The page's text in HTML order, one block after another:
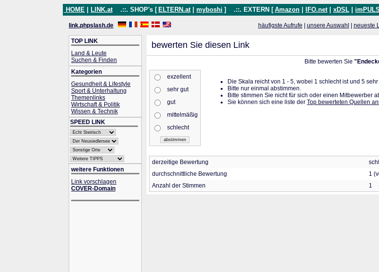
HOME LINK.at .::. SHOP's [ ELTERN.at myboshi ] .::. EXTERN [ Amazon IFO.net xDSL imPULS
link.phpslash.de häufigste Aufrufe unsere Auswahl neueste
TOP LINK
Land & Leute
Suchen & Finden
Kategorien
Gesundheit & Lifestyle
Sport & Unterhaltung
Themenlinks
Wirtschaft & Politik
Wissen & Technik
SPEED LINK
weitere Funktionen
Link vorschlagen
COVER-Domain
bewerten Sie diesen Link
Bitte bewerten Sie
exzellent
sehr gut
gut
mittelmäßig
schlecht
Die Skala reicht von 1 - 5, wobei 1 schlecht ist und 5 sehr
Bitte nur einmal abstimmen.
Bitte stimmen Sie nicht für sich oder einen Mitbewerber
Sie können sich eine liste der Top bewerteten Quellen
derzeitige Bewertung
durchschnittliche Bewertung
1
Anzahl der Stimmen
1